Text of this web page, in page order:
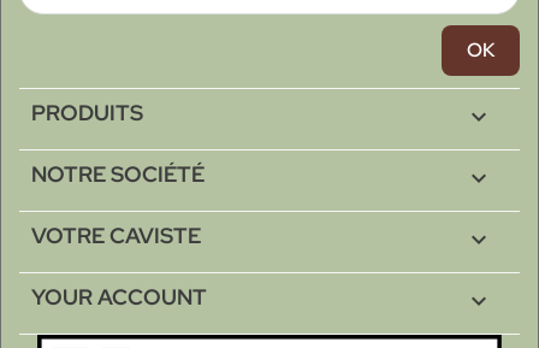
PRODUITS 
NOTRE SOCIÉTÉ 
VOTRE CAVISTE 
YOUR ACCOUNT 